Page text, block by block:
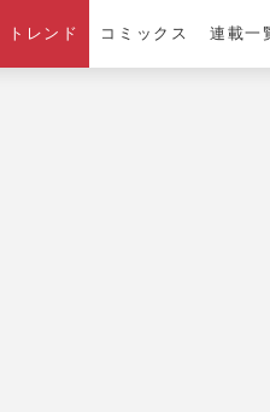
トレンド コミックス 連載一